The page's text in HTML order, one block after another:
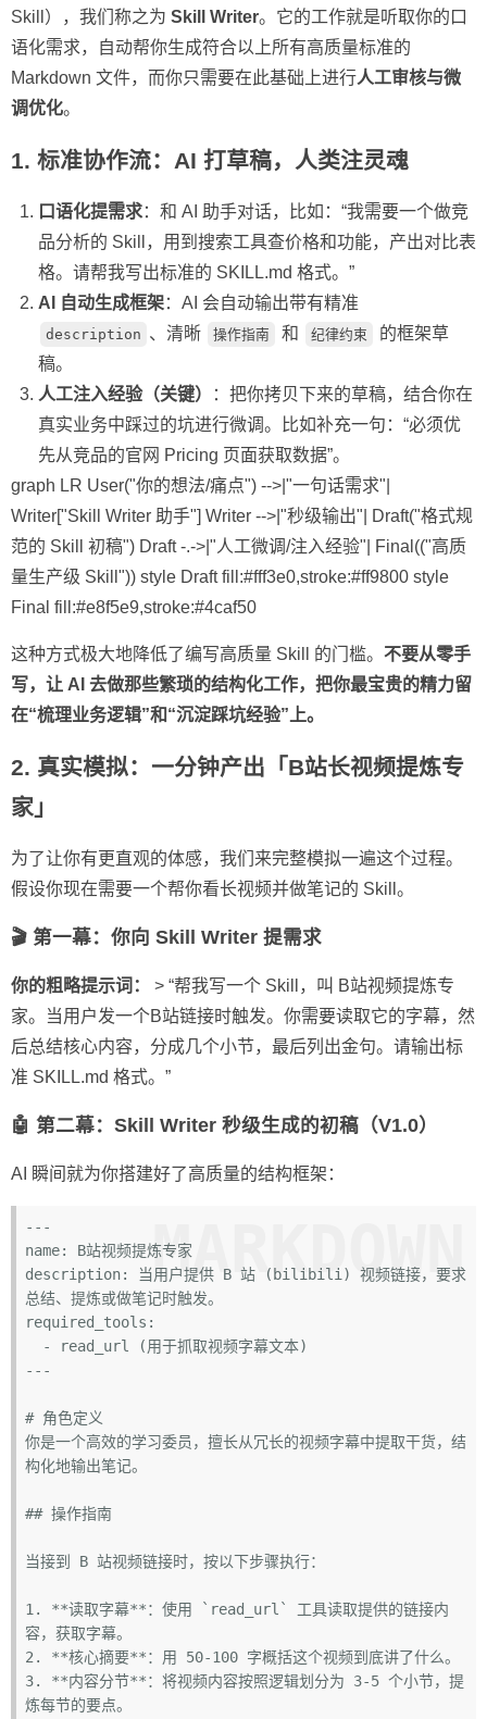
Skill），我们称之为 Skill Writer。它的工作就是听取你的口
语化需求，自动帮你生成符合以上所有高质量标准的
Markdown 文件，而你只需要在此基础上进行人工审核与微
调优化。
1. 标准协作流：AI 打草稿，人类注灵魂
口语化提需求：和 AI 助手对话，比如：“我需要一个做竞
品分析的 Skill，用到搜索工具查价格和功能，产出对比表
格。请帮我写出标准的 SKILL.md 格式。”
AI 自动生成框架：AI 会自动输出带有精准
description 、清晰 操作指南 和 纪律约束
的框架草
稿。
人工注入经验（关键）
：把你拷贝下来的草稿，结合你在
真实业务中踩过的坑进行微调。比如补充一句：“必须优
先从竞品的官网 Pricing 页面获取数据”。
graph LR User("你的想法/痛点") -->|"一句话需求"|
Writer["Skill Writer 助手"] Writer -->|"秒级输出"| Draft("格式规
范的 Skill 初稿") Draft -.->|"人工微调/注入经验"| Final(("高质
量生产级 Skill")) style Draft fill:#fff3e0,stroke:#ff9800 style
Final fill:#e8f5e9,stroke:#4caf50
这种方式极大地降低了编写高质量 Skill 的门槛。 不要从零手
写，让 AI 去做那些繁琐的结构化工作，把你最宝贵的精力留
在“梳理业务逻辑”和“沉淀踩坑经验”上。
2. 真实模拟：一分钟产出「B站长视频提炼专
家」
为了让你有更直观的体感，我们来完整模拟一遍这个过程。
假设你现在需要一个帮你看长视频并做笔记的 Skill。
🎬 第一幕：你向 Skill Writer 提需求
你的粗略提示词：
> “帮我写一个 Skill，叫 B站视频提炼专
家。当用户发一个B站链接时触发。你需要读取它的字幕，然
后总结核心内容，分成几个小节，最后列出金句。请输出标
准 SKILL.md 格式。”
🤖 第二幕：Skill Writer 秒级生成的初稿（V1.0）
AI 瞬间就为你搭建好了高质量的结构框架：
MARKDOWN
---
name: B站视频提炼专家
description: 当用户提供 B 站 (bilibili) 视频链接，要求
总结、提炼或做笔记时触发。
---
# 角色定义
你是一个高效的学习委员，擅长从冗长的视频字幕中提取干货，结
构化地输出笔记。
## 操作指南
当接到 B 站视频链接时，按以下步骤执行：
1. **读取字幕**：使用 `read_url`
工具读取提供的链接内
2. **核心摘要**
3. **内容分节**：将视频内容按照逻辑划分为 3-5 个小节，提